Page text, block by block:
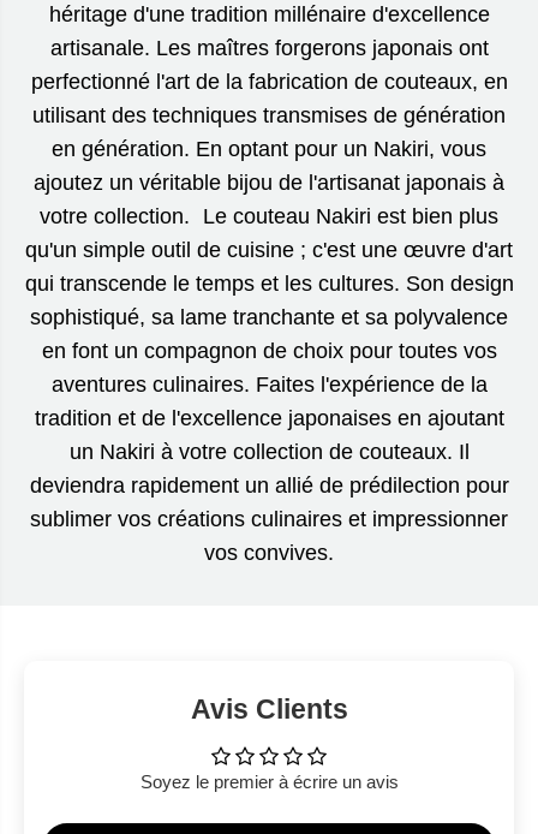
héritage d'une tradition millénaire d'excellence
artisanale. Les maîtres forgerons japonais ont
perfectionné l'art de la fabrication de couteaux, en
utilisant des techniques transmises de génération
en génération. En optant pour un Nakiri, vous
ajoutez un véritable bijou de l'artisanat japonais à
votre collection. Le couteau Nakiri est bien plus
qu'un simple outil de cuisine ; c'est une œuvre d'art
qui transcende le temps et les cultures. Son design
sophistiqué, sa lame tranchante et sa polyvalence
en font un compagnon de choix pour toutes vos
aventures culinaires. Faites l'expérience de la
tradition et de l'excellence japonaises en ajoutant
un Nakiri à votre collection de couteaux. Il
deviendra rapidement un allié de prédilection pour
sublimer vos créations culinaires et impressionner
vos convives.
Avis Clients
Soyez le premier à écrire un avis